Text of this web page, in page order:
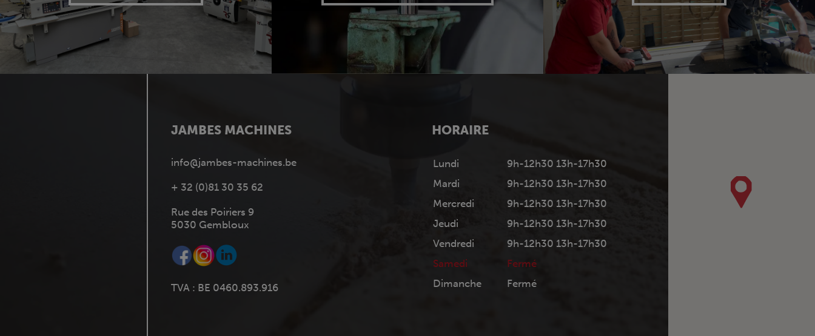
JAMBES MACHINES
info@jambes-machines.be
+ 32 (0)81 30 35 62
Rue des Poiriers 9
5030 Gembloux
TVA : BE 0460.893.916
HORAIRE
Lundi
9h-12h30 13h-17h30
Mardi
9h-12h30 13h-17h30
Mercredi
9h-12h30 13h-17h30
Jeudi
9h-12h30 13h-17h30
Vendredi
9h-12h30 13h-17h30
Samedi
Fermé
Dimanche
Fermé